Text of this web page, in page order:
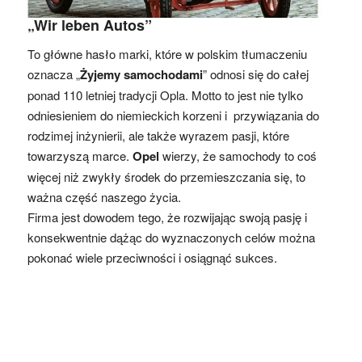
„Wir leben Autos”
To główne hasło marki, które w polskim tłumaczeniu
oznacza „Żyjemy samochodami” odnosi się do całej
ponad 110 letniej tradycji Opla. Motto to jest nie tylko
odniesieniem do niemieckich korzeni i przywiązania do
rodzimej inżynierii, ale także wyrazem pasji, które
towarzyszą marce. Opel wierzy, że samochody to coś
więcej niż zwykły środek do przemieszczania się, to
ważna część naszego życia.
Firma jest dowodem tego, że rozwijając swoją pasję i
konsekwentnie dążąc do wyznaczonych celów można
pokonać wiele przeciwności i osiągnąć sukces.